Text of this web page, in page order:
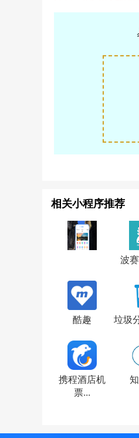
相关小程序推荐
波
酷趣 垃圾
携程酒店机
票...